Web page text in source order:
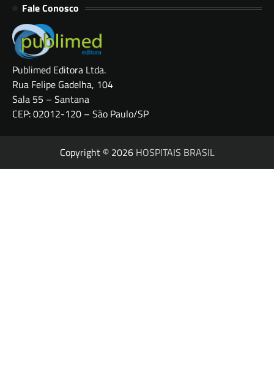
Fale Conosco
Publimed Editora Ltda.
Rua Felipe Gadelha, 104
Sala 55 – Santana
CEP: 02012-120 – São Paulo/SP
Copyright © 2026 HOSPITAIS BRASIL